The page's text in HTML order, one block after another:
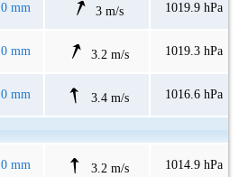
0 mm 3 m/s 1019.9 hPa
0 mm 3.2 m/s 1019.3 hPa
0 mm 3.4 m/s 1016.6 hPa
0 mm 3.2 m/s 1014.9 hPa